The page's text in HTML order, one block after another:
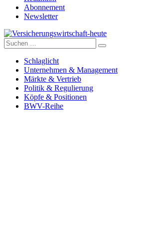
Abonnement
Newsletter
Versicherungswirtschaft-heute
Suche
nach:
Schlaglicht
Unternehmen & Management
Märkte & Vertrieb
Politik & Regulierung
Köpfe & Positionen
BWV-Reihe